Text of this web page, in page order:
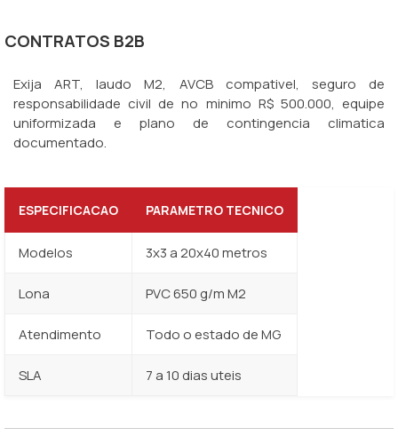
CONTRATOS B2B
Exija ART, laudo M2, AVCB compativel, seguro de
responsabilidade civil de no minimo R$ 500.000, equipe
uniformizada e plano de contingencia climatica
documentado.
ESPECIFICACAO PARAMETRO TECNICO
Modelos 3x3 a 20x40 metros
Lona PVC 650 g/m M2
Atendimento Todo o estado de MG
SLA 7 a 10 dias uteis